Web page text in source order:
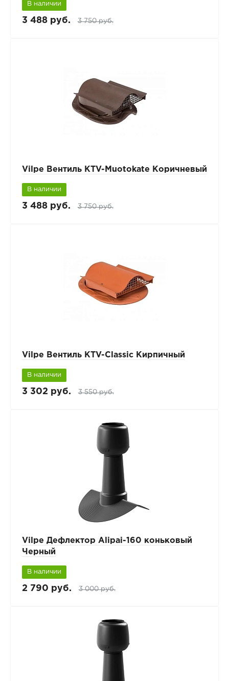
В наличии
3 488 руб. 3 750 руб.
Vilpe Вентиль КТV-Muotokate Коричневый
В наличии
3 488 руб. 3 750 руб.
Vilpe Вентиль KTV-Classic Кирпичный
В наличии
3 302 руб. 3 550 руб.
Vilpe Дефлектор Alipai-160 коньковый
Черный
В наличии
2 790 руб. 3 000 руб.